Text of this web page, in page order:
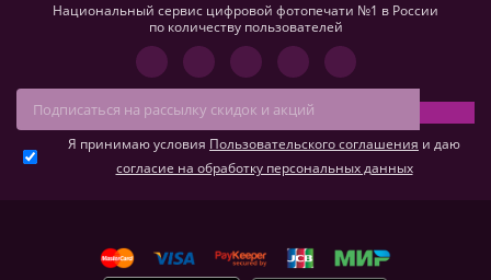
Национальный сервис цифровой фотопечати №1 в России
по количеству пользователей
Я принимаю условия Пользовательского соглашения и даю
согласие на обработку персональных данных